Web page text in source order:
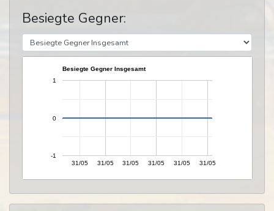
Besiegte Gegner:
Besiegte Gegner Insgesamt
31/05 31/05 31/05
31/05 31/05 31/05
-1
0
1